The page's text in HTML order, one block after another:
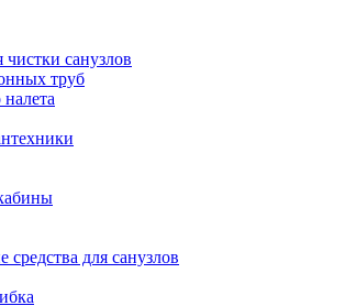
чистки санузлов
труб
для санузлов